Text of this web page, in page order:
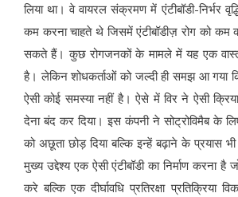
लिया था। वे वायरल संक्रमण में एंटीबॉडी-निर्भर
कम करना चाहते थे जिसमें एंटीबॉडीज़ रोग को कम
सकते हैं। कुछ रोगजनकों के मामले में यह एक
है। लेकिन शोधकर्ताओं को जल्दी ही समझ आ गया
ऐसी कोई समस्या नहीं है। ऐसे में विर ने ऐसी
देना बंद कर दिया। इस कंपनी ने सोट्रोविमैब के
को अछूता छोड़ दिया बल्कि इन्हें बढ़ाने के प्रयास
मुख्य उद्देश्य एक ऐसी एंटीबॉडी का निर्माण करना है
करे बल्कि एक दीर्घावधि प्रतिरक्षा प्रतिक्रिया